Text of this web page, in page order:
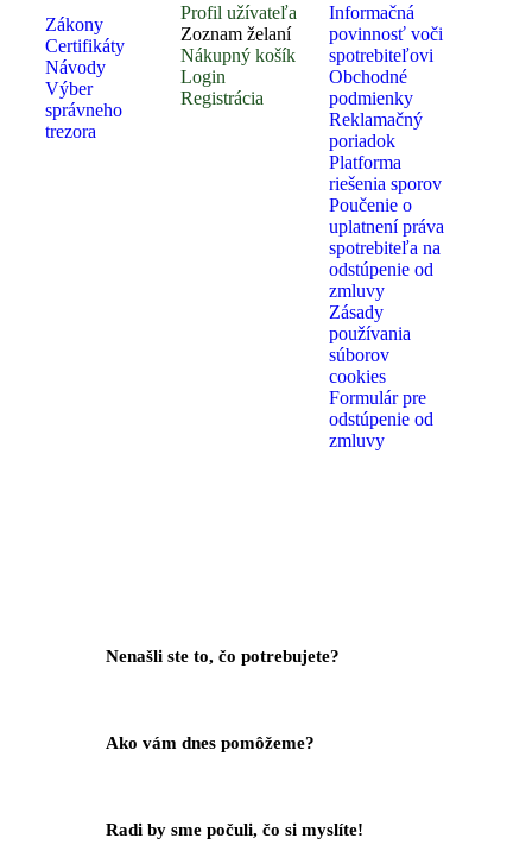
Zákony
Certifikáty
Návody
Výber
správneho
trezora
Profil užívateľa
Zoznam želaní
Nákupný košík
Login
Registrácia
Informačná
povinnosť voči
spotrebiteľovi
Obchodné
podmienky
Reklamačný
poriadok
Platforma
riešenia sporov
Poučenie o
uplatnení práva
spotrebiteľa na
odstúpenie od
zmluvy
Zásady
používania
súborov
cookies
Formulár pre
odstúpenie od
zmluvy
Nenašli ste to, čo potrebujete?
Ako vám dnes pomôžeme?
Radi by sme počuli, čo si myslíte!